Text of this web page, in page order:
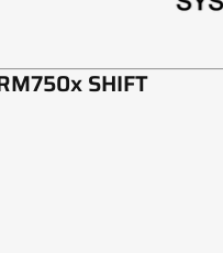
SHIFT